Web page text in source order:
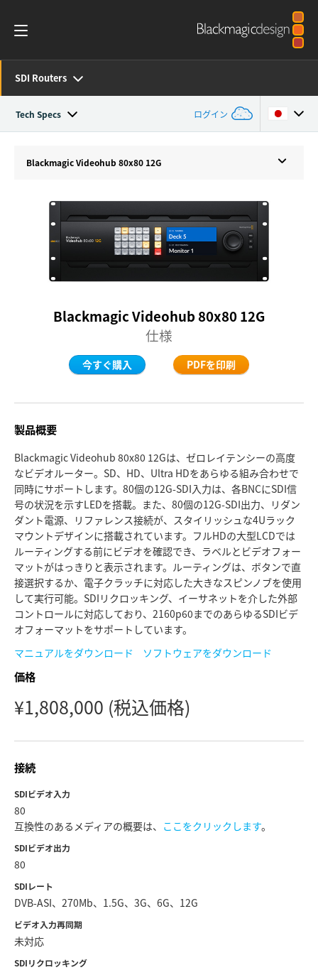
SDI Routers
Tech Specs ログイン
Resources
Tech Specs
Austria
Canada
China
Finland
France
Germany
Hong Kong SAR, China
India
Italy
Japan
Korea
Mexico
Malaysia
New Zealand
Norway
Spain
Sweden
Chinese Taipei
BlackmagicVideohub 80x80 12G
Blackmagic Videohub 80x80 12G
仕様
今すぐ購入 PDFを印刷
製品概要
Blackmagic Videohub 80x80 12Gは、ゼロレイテンシーの高度
なビデオルーター。SD、HD、Ultra HDをあらゆる組み合わせで
同時にサポートします。80個の12G-SDI入力は、各BNCにSDI信
号の状況を示すLEDを搭載。また、80個の12G-SDI出力、リダン
ダント電源、リファレンス接続が、スタイリッシュな4Uラック
マウントデザインに搭載されています。フルHDの大型LCDでは
ルーティングする前にビデオを確認でき、ラベルとビデオフォー
マットがはっきりと表示されます。ルーティングは、ボタンで直
接選択するか、電子クラッチに対応した大きなスピンノブを使用
して実行可能。SDIリクロッキング、イーサネットを介した外部
コントロールに対応しており、2160p60までのあらゆるSDIビデ
オフォーマットをサポートしています。
マニュアルをダウンロード
ソフトウェアをダウンロード
価格
¥1,808,000 (税込価格)
接続
SDIビデオ入力
80
互換性のあるメディアの概要は、 ここをクリックします。
SDIビデオ出力
80
SDIレート
DVB-ASI、270Mb、1.5G、3G、6G、12G
ビデオ入力再同期
未対応
SDIリクロッキング